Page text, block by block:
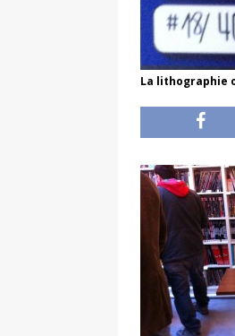
La lithographie